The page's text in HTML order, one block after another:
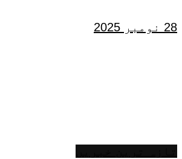
28 نومبر 2025